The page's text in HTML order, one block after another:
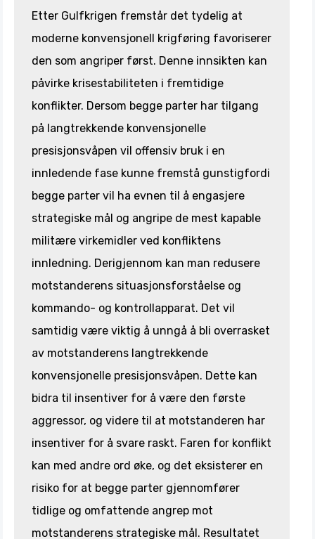
Etter Gulfkrigen fremstår det tydelig at
moderne konvensjonell krigføring favoriserer
den som angriper først. Denne innsikten kan
påvirke krisestabiliteten i fremtidige
konflikter. Dersom begge parter har tilgang
på langtrekkende konvensjonelle
presisjonsvåpen vil offensiv bruk i en
innledende fase kunne fremstå gunstigfordi
begge parter vil ha evnen til å engasjere
strategiske mål og angripe de mest kapable
militære virkemidler ved konfliktens
innledning. Derigjennom kan man redusere
motstanderens situasjonsforståelse og
kommando- og kontrollapparat. Det vil
samtidig være viktig å unngå å bli overrasket
av motstanderens langtrekkende
konvensjonelle presisjonsvåpen. Dette kan
bidra til insentiver for å være den første
aggressor, og videre til at motstanderen har
insentiver for å svare raskt. Faren for konflikt
kan med andre ord øke, og det eksisterer en
risiko for at begge parter gjennomfører
tidlige og omfattende angrep mot
motstanderens strategiske mål. Resultatet